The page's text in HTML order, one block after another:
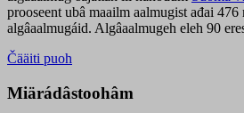
prooseent ubâ maailm aalmugist ađai
algâaalmugáid. Algâaalmugeh eleh 90
Čääiti puoh
Miärádâstoohâm